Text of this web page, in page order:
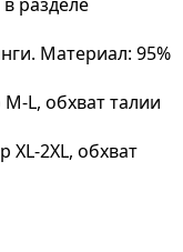
Материал: 95%
L, обхват талии
XL-2XL, обхват